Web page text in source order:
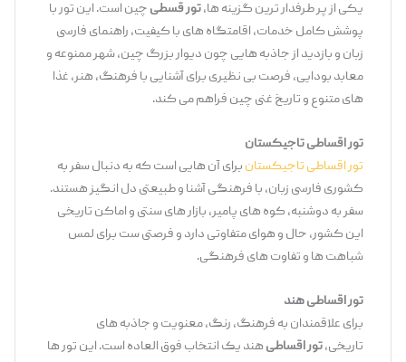
یکی از پر طرفدار ترین گزینه‌ ها،تور قسطیچین است. این تور با
پوشش کامل خدمات، اقامتگاه‌ های با کیفیت، راهنمای فارسی
‌زبان و بازدید از جاذبه ‌هایی چون دیوار بزرگ چین، شهر ممنوعه و
معابد بودایی، فرصت بی ‌نظیری برای آشنایی با فرهنگ، هنر، غذا
های متنوع و تاریخ غنی چین فراهم می ‌کند.
تور اقساطی تاجیکستان
تور اقساطی تاجیکستانبرای آن‌ هایی است که به دنبال سفر به
کشوری فارسی ‌زبان، با فرهنگی آشنا و طبیعتی دل‌ انگیز هستند.
سفر به دوشنبه، کوه‌ های پامیر، بازار های سنتی و اماکن تاریخی
این کشور، حال و هوای متفاوتی دارد و فرصتی‌ ست برای لمس
شباهت‌ ها و تفاوت ‌های فرهنگی.
تور اقساطی هند
برای علاقمندان به فرهنگ، رنگ، معنویت و جاذبه‌ های
تاریخی،تور اقساطیهند یک انتخاب فوق ‌العاده است. این تور ها